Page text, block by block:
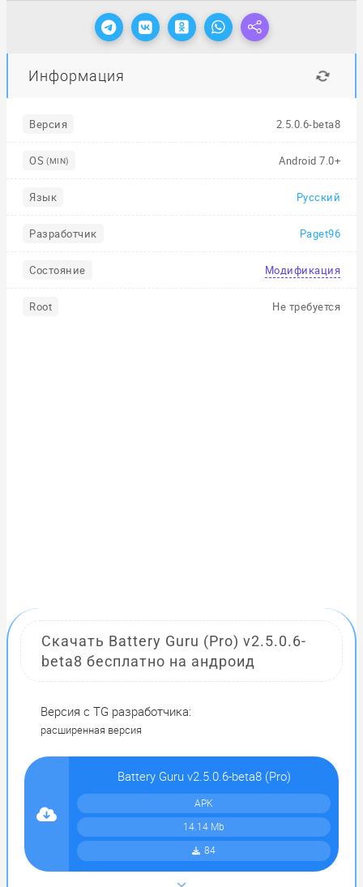
Информация
Версия 2.5.0.6-beta8
OS (MIN) Android 7.0+
Язык Русский
Разработчик Paget96
Состояние Модификация
Root Не требуется
Скачать Battery Guru (Pro) v2.5.0.6-
beta8 бесплатно на андроид
Версия с TG разработчика:
расширенная версия
Battery Guru v2.5.0.6-beta8 (Pro)
APK
14.14 Mb
84